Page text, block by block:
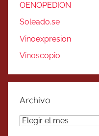
OENOPEDION
Soleado.se
Vinoexpresion
Vinoscopio
Archivo
Archivo